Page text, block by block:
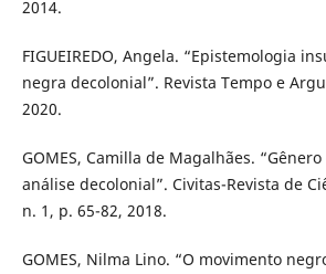
2014.
FIGUEIREDO, Angela. “Epistemologia
negra decolonial”. Revista Tempo e
2020.
GOMES, Camilla de Magalhães.
análise decolonial”. Civitas-Revista de
n. 1, p. 65-82, 2018.
GOMES, Nilma Lino. “O movimento